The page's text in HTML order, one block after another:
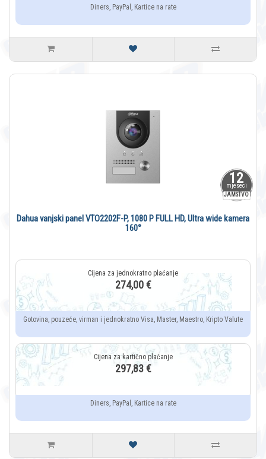
Diners, PayPal, Kartice na rate
12
mjeseci
JAMSTVO
Dahua vanjski panel VTO2202F-P, 1080 P FULL HD, Ultra wide kamera
160°
274,00 €
Gotovina, pouzeće, virman i jednokratno Visa, Master, Maestro, Kripto Valute
297,83 €
Diners, PayPal, Kartice na rate